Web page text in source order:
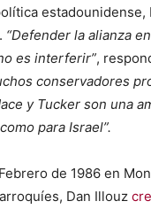
estadounidense,
“Defender la alianza
es interferir”,
conservadores
y Tucker son una
para Israel”.
de 1986 en
Dan Illouz